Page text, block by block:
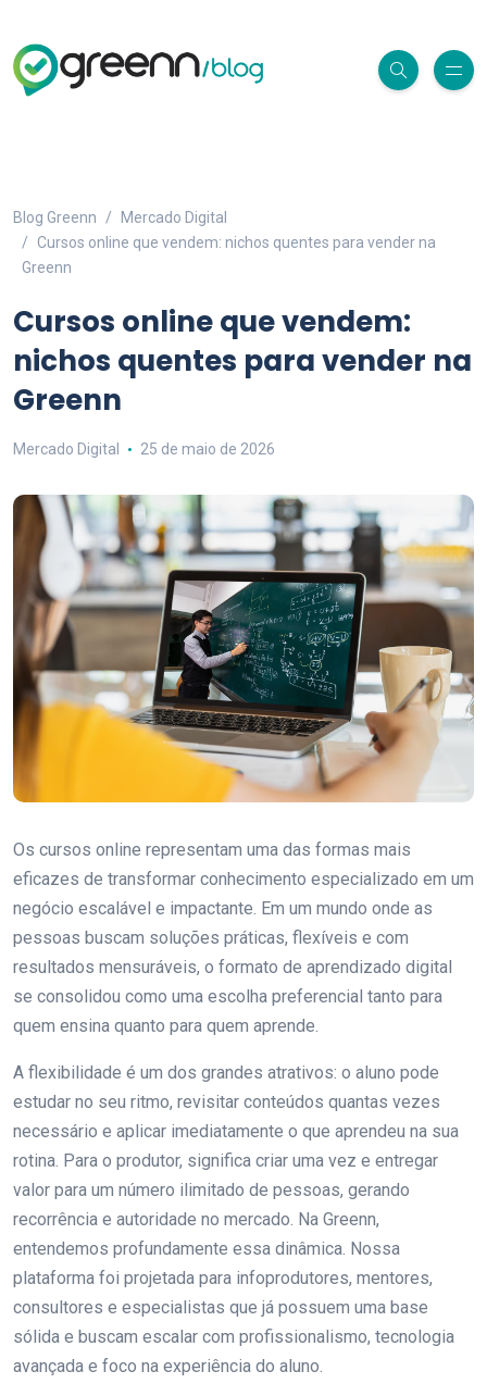
Blog Greenn
Mercado Digital
Cursos online que vendem: nichos quentes para vender na
Greenn
Cursos online que vendem:
nichos quentes para vender na
Greenn
Mercado Digital 25 de maio de 2026
Os cursos online representam uma das formas mais
eficazes de transformar conhecimento especializado em um
negócio escalável e impactante. Em um mundo onde as
pessoas buscam soluções práticas, flexíveis e com
resultados mensuráveis, o formato de aprendizado digital
se consolidou como uma escolha preferencial tanto para
quem ensina quanto para quem aprende.
A flexibilidade é um dos grandes atrativos: o aluno pode
estudar no seu ritmo, revisitar conteúdos quantas vezes
necessário e aplicar imediatamente o que aprendeu na sua
rotina. Para o produtor, significa criar uma vez e entregar
valor para um número ilimitado de pessoas, gerando
recorrência e autoridade no mercado. Na Greenn,
entendemos profundamente essa dinâmica. Nossa
plataforma foi projetada para infoprodutores, mentores,
consultores e especialistas que já possuem uma base
sólida e buscam escalar com profissionalismo, tecnologia
avançada e foco na experiência do aluno.